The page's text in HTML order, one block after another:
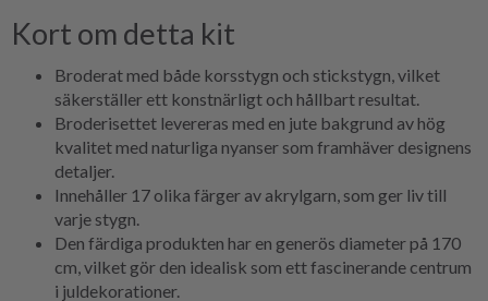
Kort om detta kit
Broderat med både korsstygn och stickstygn, vilket
säkerställer ett konstnärligt och hållbart resultat.
Broderisettet levereras med en jute bakgrund av hög
kvalitet med naturliga nyanser som framhäver designens
detaljer.
Innehåller 17 olika färger av akrylgarn, som ger liv till
varje stygn.
Den färdiga produkten har en generös diameter på 170
cm, vilket gör den idealisk som ett fascinerande centrum
i juldekorationer.